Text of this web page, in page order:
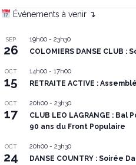
Événements à venir ↴
SEP
26
19h00 - 23h30
COLOMIERS DANSE CLUB :
OCT
15
14h00 - 17h00
RETRAITE ACTIVE :
OCT
17
20h00 - 23h30
CLUB LEO LAGRANGE : Bal
90 ans du Front Populaire
OCT
24
20h00 - 23h30
DANSE COUNTRY : Soirée